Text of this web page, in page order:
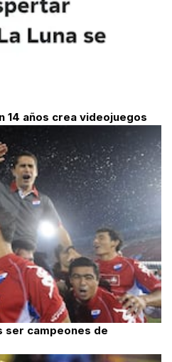
14 años crea videojuegos
ser campeones de